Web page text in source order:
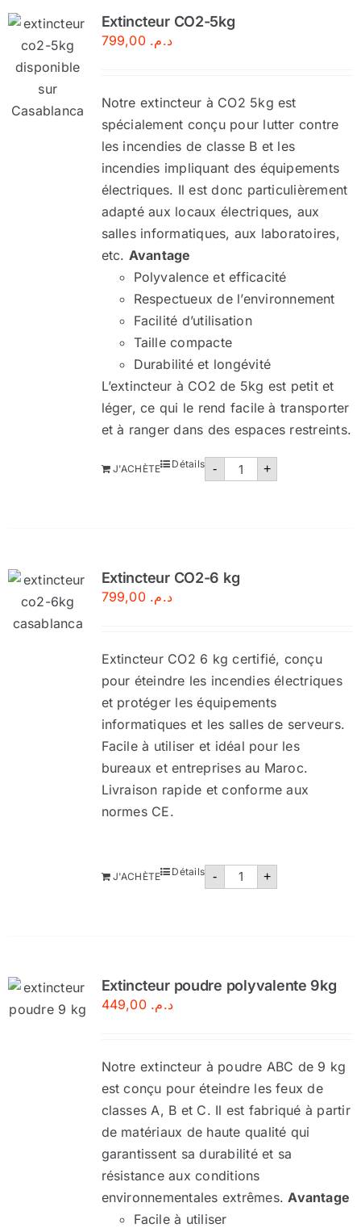
Extincteur CO2-5kg
د.م. 799,00
Notre extincteur à CO2 5kg est
spécialement conçu pour lutter contre
les incendies de classe B et les
incendies impliquant des équipements
électriques. Il est donc particulièrement
adapté aux locaux électriques, aux
salles informatiques, aux laboratoires,
etc. Avantage
Polyvalence et efficacité
Respectueux de l’environnement
Facilité d’utilisation
Taille compacte
Durabilité et longévité
L’extincteur à CO2 de 5kg est petit et
léger, ce qui le rend facile à transporter
et à ranger dans des espaces restreints.
- quantité
+
J'ACHÈTE Détails
Extincteur CO2-6 kg
د.م. 799,00
Extincteur CO2 6 kg certifié, conçu
pour éteindre les incendies électriques
et protéger les équipements
informatiques et les salles de serveurs.
Facile à utiliser et idéal pour les
bureaux et entreprises au Maroc.
Livraison rapide et conforme aux
normes CE.
- quantité
+
J'ACHÈTE Détails
Extincteur poudre polyvalente 9kg
د.م. 449,00
Notre extincteur à poudre ABC de 9 kg
est conçu pour éteindre les feux de
classes A, B et C. Il est fabriqué à partir
de matériaux de haute qualité qui
garantissent sa durabilité et sa
résistance aux conditions
environnementales extrêmes.Avantage
Facile à utiliser